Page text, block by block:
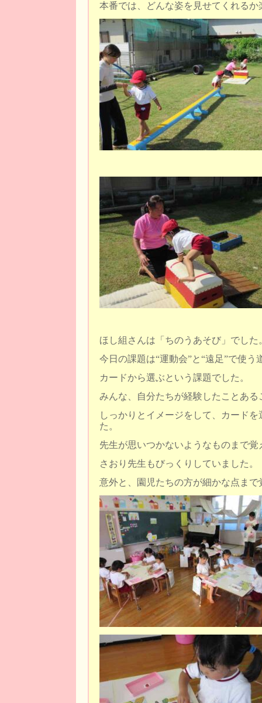
本番では、どんな姿を見せてくれるか
ほし組さんは「ちのうあそび」でした
今日の課題は“運動会”と“遠足”で使う
カードから選ぶという課題でした。
みんな、自分たちが経験したことある
しっかりとイメージをして、カード
た。
先生が思いつかないようなものまで覚
さおり先生もびっくりしていました。
意外と、園児たちの方が細かな点ま